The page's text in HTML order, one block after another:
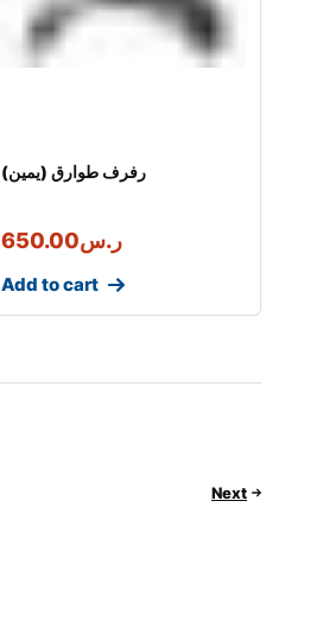
رفرف طوارق (يمين)
ر.س650.00
Add to cart
Next